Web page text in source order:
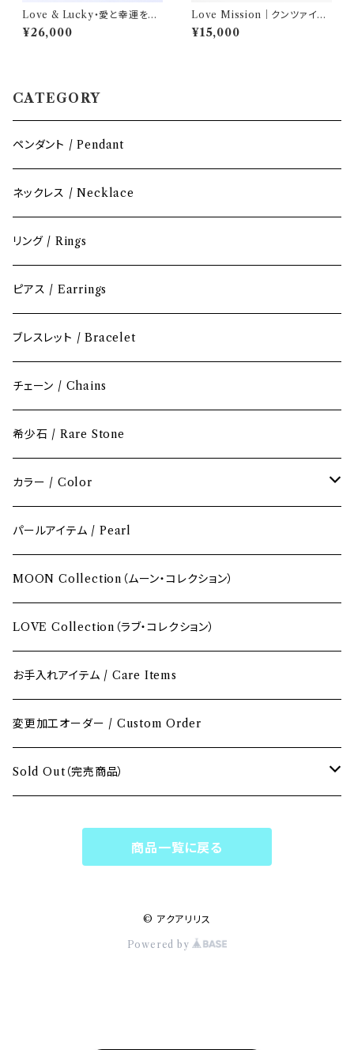
Love & Lucky・愛と幸運を手
にして｜レッドアンバー ブレス
レット（Silver925ハートチャー
¥26,000
Love Mission｜クンツァイト
＆ピンクサファイア ロングピア
ス｜AQUARYLIS
¥15,000
CATEGORY
ペンダント / Pendant
ネックレス / Necklace
リング / Rings
ピアス / Earrings
ブレスレット / Bracelet
チェーン / Chains
希少石 / Rare Stone
カラー / Color
レッド / Red
ピンク / Pink
イエロー / Yellow
オレンジ / Orange
グリーン / Green
ブルー / Blue
ホワイト & クリア / White & Clear
マルチカラー / Multi Color
パールアイテム / Pearl
MOON Collection（ムーン・コレクション）
LOVE Collection（ラブ・コレクション）
お手入れアイテム / Care Items
変更加工オーダー / Custom Order
Sold Out（完売商品）
Sold Outブレスレット
Sold Outピアス・イヤリング
商品一覧に戻る
© アクアリリス
Powered by